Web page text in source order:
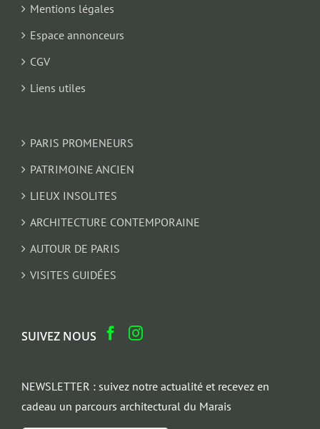
Mentions légales
Espace annonceurs
CGV
Liens utiles
PARIS PROMENEURS
PATRIMOINE ANCIEN
LIEUX INSOLITES
ARCHITECTURE CONTEMPORAINE
AUTOUR DE PARIS
VISITES GUIDÉES
SUIVEZ NOUS
NEWSLETTER : suivez notre actualité et recevez en
cadeau un parcours architectural du Marais